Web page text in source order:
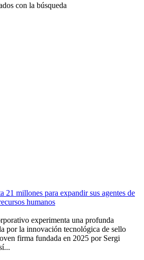
con la búsqueda
21 millones para expandir sus agentes de
humanos
experimenta una profunda
por la innovación tecnológica de sello
firma fundada en 2025 por Sergi